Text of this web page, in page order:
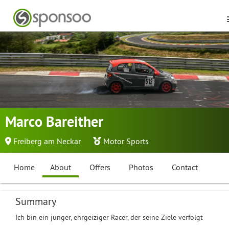
Marco Bareither
Freiberg am Neckar Motor Sports
Home About Offers Photos Contact
Summary
Ich bin ein junger, ehrgeiziger Racer, der seine Ziele verfolgt